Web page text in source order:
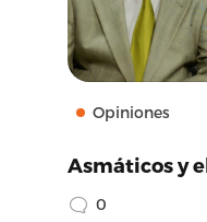
Opiniones
Asmáticos y
0